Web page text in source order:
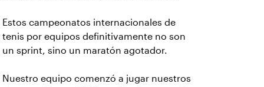
Estos campeonatos internacionales de
tenis por equipos definitivamente no son
un sprint, sino un maratón agotador.
Nuestro equipo comenzó a jugar nuestros